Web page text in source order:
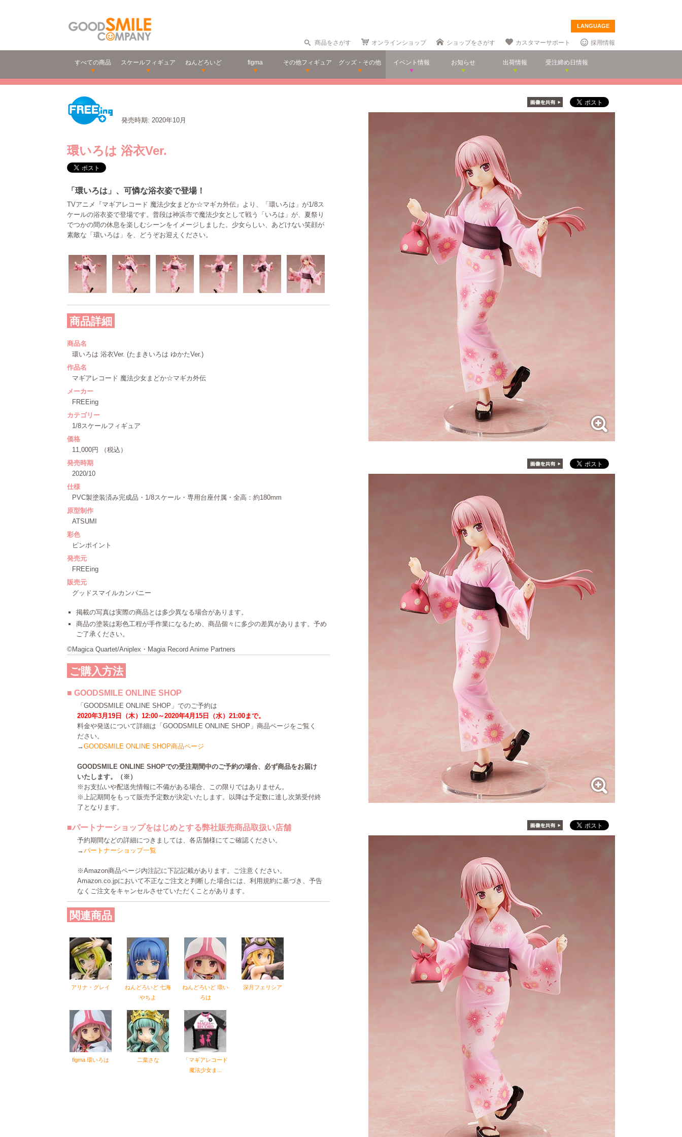
LANGUAGE
商品をさがす オンラインショップ ショップをさがす カスタマーサポート 採用情報
すべての商品 スケールフィギュア ねんどろいど figma その他フィギュア グッズ・その他 イベント情報 お知らせ 出荷情報 受注締め日情報
発売時期: 2020年10月
環いろは 浴衣Ver.
「環いろは」、可憐な浴衣姿で登場！
TVアニメ『マギアレコード 魔法少女まどか☆マギカ外伝』より、「環いろは」が1/8ス
ケールの浴衣姿で登場です。普段は神浜市で魔法少女として戦う「いろは」が、夏祭り
でつかの間の休息を楽しむシーンをイメージしました。少女らしい、あどけない笑顔が
素敵な「環いろは」を、どうぞお迎えください。
商品詳細
商品名
環いろは 浴衣Ver. (たまきいろは ゆかたVer.)
作品名
マギアレコード 魔法少女まどか☆マギカ外伝
メーカー
FREEing
カテゴリー
1/8スケールフィギュア
価格
11,000円 （税込）
発売時期
2020/10
仕様
PVC製塗装済み完成品・1/8スケール・専用台座付属・全高：約180mm
原型制作
ATSUMI
彩色
ピンポイント
発売元
FREEing
販売元
グッドスマイルカンパニー
掲載の写真は実際の商品とは多少異なる場合があります。
商品の塗装は彩色工程が手作業になるため、商品個々に多少の差異があります。予め
ご了承ください。
©Magica Quartet/Aniplex・Magia Record Anime Partners
ご購入方法
■ GOODSMILE ONLINE SHOP
「GOODSMILE ONLINE SHOP」でのご予約は
2020年3月19日（木）12:00～2020年4月15日（水）21:00まで。
料金や発送について詳細は「GOODSMILE ONLINE SHOP」商品ページをご覧く
ださい。
→GOODSMILE ONLINE SHOP商品ページ
GOODSMILE ONLINE SHOPでの受注期間中のご予約の場合、必ず商品をお届け
いたします。（※）
※お支払いや配送先情報に不備がある場合、この限りではありません。
※上記期間をもって販売予定数が決定いたします。以降は予定数に達し次第受付終
了となります。
■パートナーショップをはじめとする弊社販売商品取扱い店舗
予約期間などの詳細につきましては、各店舗様にてご確認ください。
→パートナーショップ一覧
※Amazon商品ページ内注記に下記記載があります。ご注意ください。
Amazon.co.jpにおいて不正なご注文と判断した場合には、利用規約に基づき、予告
なくご注文をキャンセルさせていただくことがあります。
関連商品
アリナ・グレイ
ねんどろいど 七海
やちよ
ねんどろいど 環い
ろは
深月フェリシア
figma 環いろは 二葉さな
「マギアレコード
魔法少女ま...